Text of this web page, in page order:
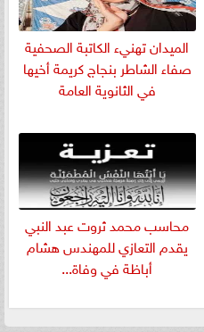
الميدان تهنيء الكاتبة الصحفية
صفاء الشاطر بنجاج كريمة أخيها
في الثانوية العامة
​محاسب محمد ثروت عبد النبي
يقدم التعازي للمهندس هشام
أباظة في وفاة...